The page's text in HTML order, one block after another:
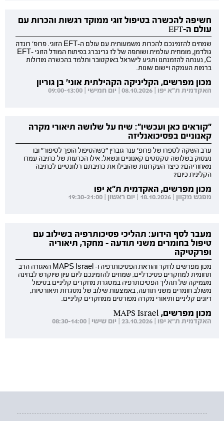
חשיפה להכשרה בטיפול זוגי ממוקד רגשות והכרות עם
עולם ה-EFT
שמחים להזמינכם להכרות משמעותית עם עולם ה-EFT הזוגי. פרופ' רונדה
גולדמן, מומחית עולמית ושותפה של לז גרינברג בפיתוח המודל הזוגי EFT-
C, נענתה להזמנתנו ותגיע לישראל באוקטובר ותלמד בהכשרה מודולות
ברמות העמקה ויישום שונות.
מכון מפרשים, הקליניקה הקהילתית אוני' בן גוריון
האקדמית ת"א יפו | 08.10.2026 | יום חמישי | 09:00-13:00
"קוראים כאן ועכשיו": שיח על שלושה תיאורי מקרה
קאנוניים בפסיכואנליזה
ערב השקה לספרו של פרופ' ענר גוברין "כשהטיפול הופך לסיפור" ובו
נעסוק בשלושה טקסטים קאנוניים ונשאל: אילו הכרעות של כתיבה עמדו
מאחוריהם? כיצד העקרונות שהובילו את כתיבתם רלוונטיים לכתיבה
הקלינית כיום?
מכון מפרשים, האקדמית ת"א יפו
מפגש מקוון | 18.10.2026 | יום ראשון | 19:30-21:00
מעבר לסף הידוע: תהליכי פסיכותרפיה בשילוב עם
טיפול בחומרים משני תודעה - מחקר, תיאוריה
ופרקטיקה
מכון מפרשים לחקר והוראת הפסיכותרפיה ו- MAPS Israel האגודה הרב
תחומית למחקרים פסיכדליים, שמחים להזמינכם ליום עיון שיוקדש לבחינה
מעמיקה של תהליך הפסיכותרפיה במסגרת מחקרים קליניים בטיפול
משולב חומרים משני תודעה, באמצעות שילוב של מסגרות תיאורטיות,
דיונים קליניים ותיאורי מקרה מפורטים ממחקרים קליניים.
מכון מפרשים, MAPS Israel
האקדמית ת"א יפו | 23.10.2026 | יום שישי | 08:30-14:00